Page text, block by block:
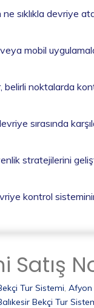
sıklıkla devriye
mobil
belirli noktalarda
sırasında
stratejilerini
kontrol
Satış
Tur Sistemi, Afyon
Bekçi Tur